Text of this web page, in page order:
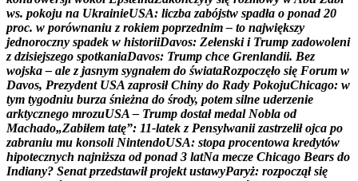
ws. pokoju na UkrainieUSA: liczba zabójstw spadła o ponad 20
proc. w porównaniu z rokiem poprzednim – to największy
jednoroczny spadek w historiiDavos: Zełenski i Trump zadowoleni
z dzisiejszego spotkaniaDavos: Trump chce Grenlandii. Bez
wojska – ale z jasnym sygnałem do świataRozpoczęło się Forum w
Davos, Prezydent USA zaprosił Chiny do Rady PokojuChicago: w
tym tygodniu burza śnieżna do środy, potem silne uderzenie
arktycznego mrozuUSA – Trump dostał medal Nobla od
Machado„Zabiłem tatę”: 11-latek z Pensylwanii zastrzelił ojca po
zabraniu mu konsoli NintendoUSA: stopa procentowa kredytów
hipotecznych najniższa od ponad 3 latNa mecze Chicago Bears do
Indiany? Senat przedstawił projekt ustawyParyż: rozpoczął się